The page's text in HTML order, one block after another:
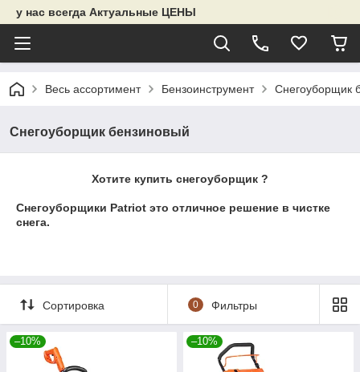
у нас всегда Актуальные ЦЕНЫ
Весь ассортимент Бензоинструмент Снегоуборщик
Снегоуборщик бензиновый
Хотите купить снегоуборщик ?
Снегоуборщики Patriot это отличное решение в чистке
снега.
Сортировка 0 Фильтры
–10% –10%